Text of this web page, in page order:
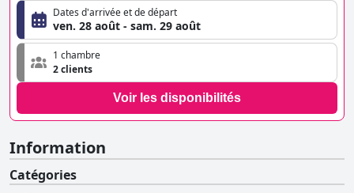
Dates d'arrivée et de départ
ven. 28 août - sam. 29 août
1 chambre
2 clients
Voir les disponibilités
Information
Catégories